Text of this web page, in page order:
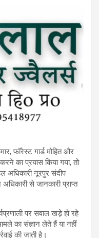
फॉरेस्ट गार्ड मोहित और
का प्रयास किया गया, तो
अधिकारी नूरपुर संदीप
से जानकारी प्राप्त
पर सवाल खड़े हो रहे
का संज्ञान लेते हैं या नहीं
की जाती है।